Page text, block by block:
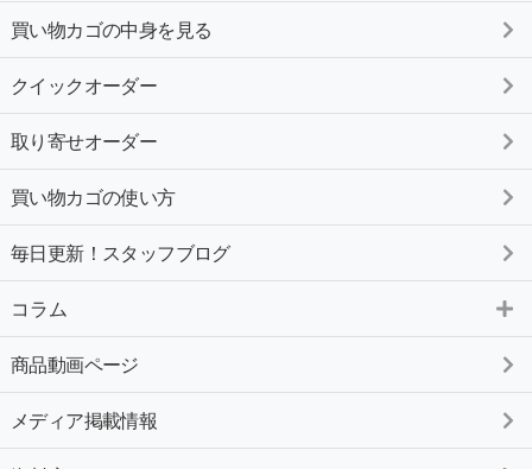
買い物カゴの中身を見る
クイックオーダー
取り寄せオーダー
買い物カゴの使い方
毎日更新！スタッフブログ
コラム
商品動画ページ
メディア掲載情報